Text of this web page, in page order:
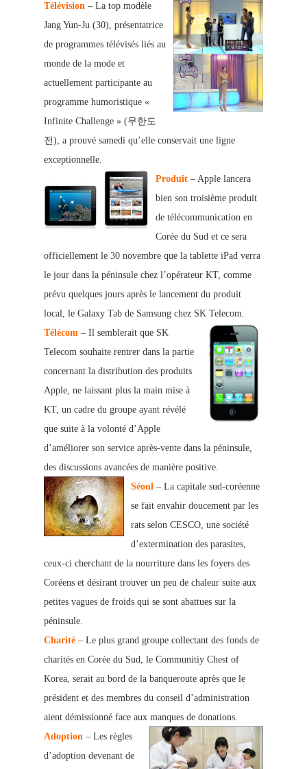
Télévision – La top modèle
Jang Yun-Ju (30), présentatrice
de programmes télévisés liés au
monde de la mode et
actuellement participante au
programme humoristique «
Infinite Challenge » (무한도
전), a prouvé samedi qu’elle conservait une ligne
exceptionnelle.
Produit – Apple lancera
bien son troisième produit
de télécommunication en
Corée du Sud et ce sera
officiellement le 30 novembre que la tablette iPad verra
le jour dans la péninsule chez l’opérateur KT, comme
prévu quelques jours après le lancement du produit
local, le Galaxy Tab de Samsung chez SK Telecom.
Télécom – Il semblerait que SK
Telecom souhaite rentrer dans la partie
concernant la distribution des produits
Apple, ne laissant plus la main mise à
KT, un cadre du groupe ayant révélé
que suite à la volonté d’Apple
d’améliorer son service après-vente dans la péninsule,
des discussions avancées de manière positive.
Séoul – La capitale sud-coréenne
se fait envahir doucement par les
rats selon CESCO, une société
d’extermination des parasites,
ceux-ci cherchant de la nourriture dans les foyers des
Coréens et désirant trouver un peu de chaleur suite aux
petites vagues de froids qui se sont abattues sur la
péninsule.
Charité – Le plus grand groupe collectant des fonds de
charités en Corée du Sud, le Communitiy Chest of
Korea, serait au bord de la banqueroute après que le
président et des membres du conseil d’administration
aient démissionné face aux manques de donations.
Adoption – Les règles
d’adoption devenant de